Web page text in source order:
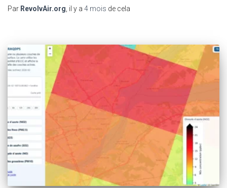
Par RevolvAir.org, il y a 4 mois de cela